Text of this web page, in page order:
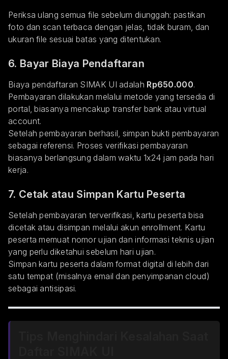
Periksa ulang semua file sebelum diunggah: pastikan
foto dan scan terbaca dengan jelas, tidak buram, dan
ukuran file sesuai batas yang ditentukan.
6. Bayar Biaya Pendaftaran
Biaya pendaftaran SIMAK UI adalah Rp650.000.
Pembayaran dilakukan melalui metode yang tersedia di
portal, biasanya mencakup transfer bank atau virtual
account.
Setelah pembayaran berhasil, simpan bukti pembayaran
sebagai referensi. Proses verifikasi pembayaran
biasanya berlangsung dalam waktu 1x24 jam pada hari
kerja.
7. Cetak atau Simpan Kartu Peserta
Setelah pembayaran terverifikasi, kartu peserta bisa
dicetak atau disimpan melalui akun enrollment. Kartu
peserta memuat nomor ujian dan informasi teknis ujian
yang perlu diketahui sebelum hari ujian.
Simpan kartu peserta dalam format digital di lebih dari
satu tempat (misalnya email dan penyimpanan cloud)
sebagai antisipasi.